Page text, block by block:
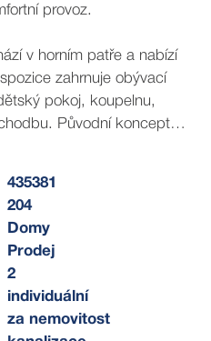
provoz.
v horním patře a nabízí
zahrnuje obývací
pokoj, koupelnu,
Původní koncept
současné uspořádání
dle potřeb nového
suterén o podobné
dílna, technická místnost,
prostory. Tyto místnosti
pro chod domácnosti, ale
435381
204
Domy
Prodej
2
individuální
za nemovitost